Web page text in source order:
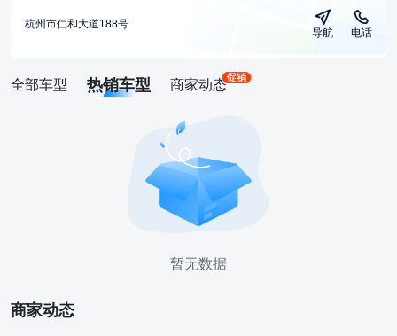
杭州市仁和大道188号
导航 电话
全部车型 热销车型 商家动态
暂无数据
商家动态